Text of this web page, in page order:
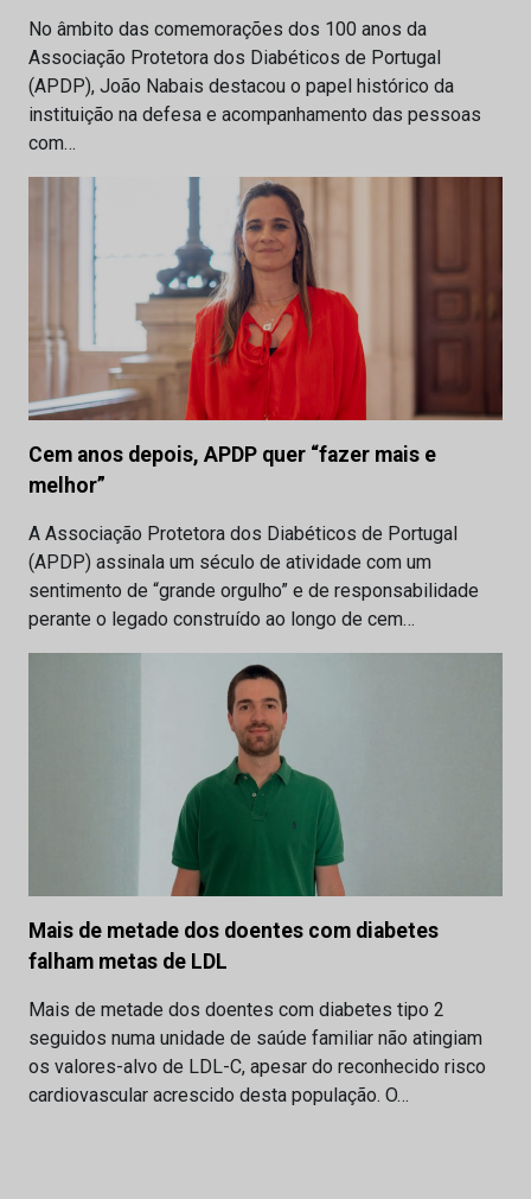
No âmbito das comemorações dos 100 anos da
Associação Protetora dos Diabéticos de Portugal
(APDP), João Nabais destacou o papel histórico da
instituição na defesa e acompanhamento das pessoas
com…
Cem anos depois, APDP quer “fazer mais e
melhor”
A Associação Protetora dos Diabéticos de Portugal
(APDP) assinala um século de atividade com um
sentimento de “grande orgulho” e de responsabilidade
perante o legado construído ao longo de cem…
Mais de metade dos doentes com diabetes
falham metas de LDL
Mais de metade dos doentes com diabetes tipo 2
seguidos numa unidade de saúde familiar não atingiam
os valores-alvo de LDL-C, apesar do reconhecido risco
cardiovascular acrescido desta população. O…